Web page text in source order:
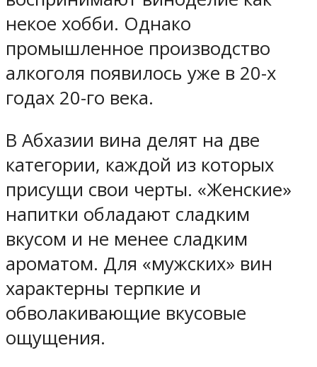
некое хобби. Однако
промышленное производство
алкоголя появилось уже в 20-х
годах 20-го века.
В Абхазии вина делят на две
категории, каждой из которых
присущи свои черты. «Женские»
напитки обладают сладким
вкусом и не менее сладким
ароматом. Для «мужских» вин
характерны терпкие и
обволакивающие вкусовые
ощущения.